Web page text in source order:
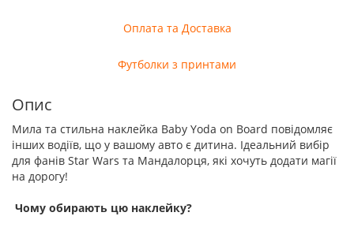
Оплата та Доставка
Футболки з принтами
Опис
Мила та стильна наклейка Baby Yoda on Board повідомляє
інших водіїв, що у вашому авто є дитина. Ідеальний вибір
для фанів Star Wars та Мандалорця, які хочуть додати магії
на дорогу!
Чому обирають цю наклейку?